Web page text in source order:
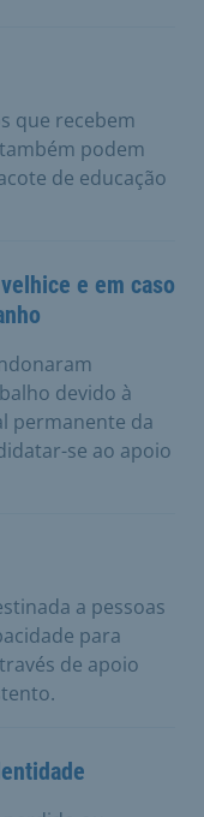
que recebem
podem
de educação
e em caso
devido à
permanente da
se ao apoio
a pessoas
para
de apoio